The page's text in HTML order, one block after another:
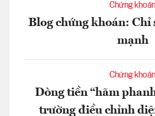
Chứng khoán
Blog chứng khoán: Chỉ
mạnh
Chứng khoán
Dòng tiền “hãm
trường điều chỉnh